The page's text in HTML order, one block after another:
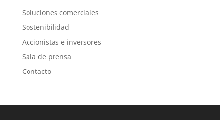
Soluciones comerciales
Sostenibilidad
Accionistas e inversores
Sala de prensa
Contacto